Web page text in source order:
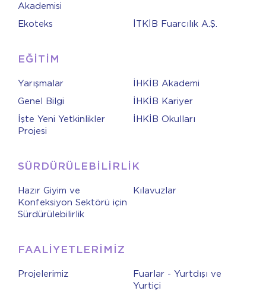
Akademisi
Ekoteks İTKİB Fuarcılık A.Ş.
EĞİTİM
Yarışmalar
İHKİB Akademi
Genel Bilgi
İHKİB Kariyer
İşte Yeni Yetkinlikler
Projesi
İHKİB Okulları
SÜRDÜRÜLEBİLİRLİK
Hazır Giyim ve
Konfeksiyon Sektörü için
Sürdürülebilirlik
Kılavuzlar
FAALİYETLERİMİZ
Projelerimiz
Fuarlar - Yurtdışı ve
Yurtiçi